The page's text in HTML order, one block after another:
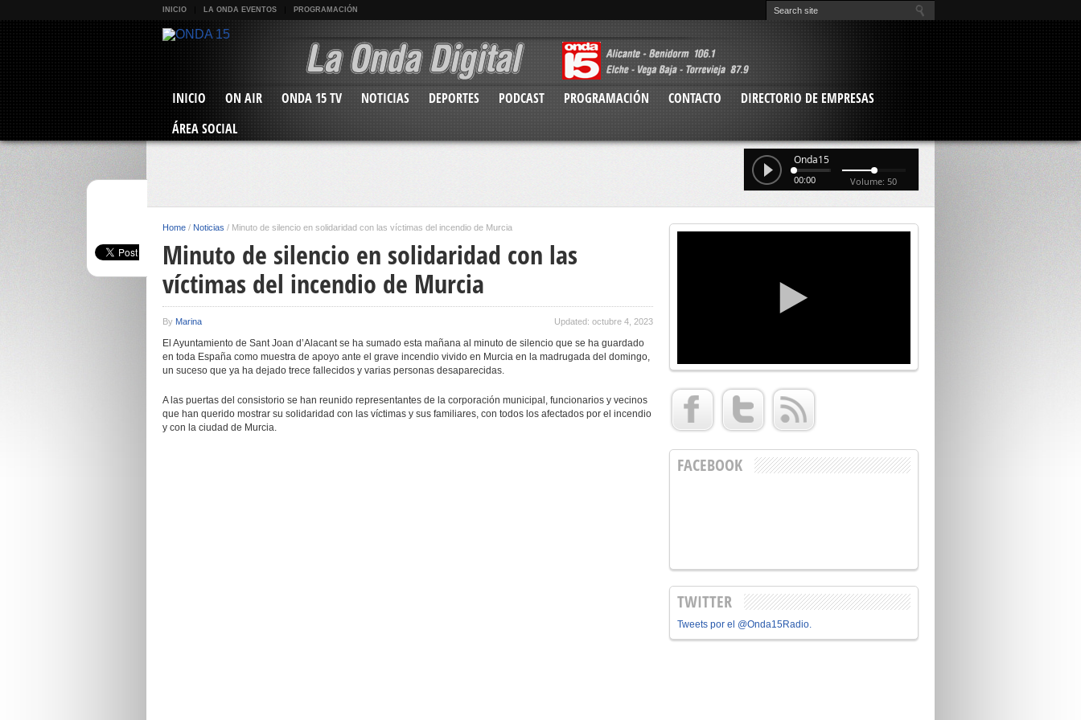
INICIO LA ONDA EVENTOS PROGRAMACIÓN
INICIO ON AIR ONDA 15 TV NOTICIAS DEPORTES PODCAST PROGRAMACIÓN CONTACTO
DIRECTORIO DE EMPRESAS
ÁREA SOCIAL
Onda15
00:00 Volume: 50
Home / Noticias / Minuto de silencio en solidaridad con las víctimas del incendio de Murcia
Minuto de silencio en solidaridad con las
víctimas del incendio de Murcia
By Marina Updated: octubre 4, 2023
El Ayuntamiento de Sant Joan d’Alacant se ha sumado esta mañana al minuto de silencio que se ha guardado
en toda España como muestra de apoyo ante el grave incendio vivido en Murcia en la madrugada del domingo,
un suceso que ya ha dejado trece fallecidos y varias personas desaparecidas.
A las puertas del consistorio se han reunido representantes de la corporación municipal, funcionarios y vecinos
que han querido mostrar su solidaridad con las víctimas y sus familiares, con todos los afectados por el incendio
y con la ciudad de Murcia.
FACEBOOK
TWITTER
Tweets por el @Onda15Radio.